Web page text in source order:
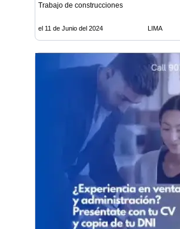
Trabajo de construcciones
el 11 de Junio del 2024 LIMA